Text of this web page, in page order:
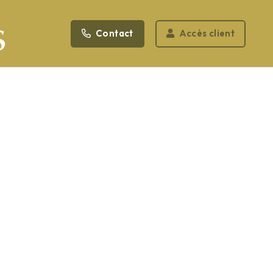
Contact Accès client